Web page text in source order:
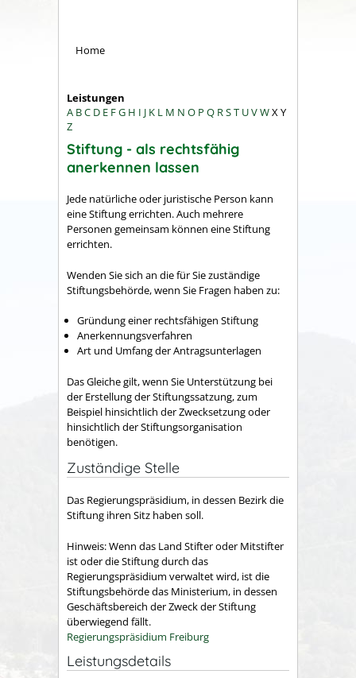
Home
Leistungen
A BC D E FG H I J K L M N O P Q RST UVWXY
Z
Stiftung - als rechtsfähig
anerkennen lassen
Jede natürliche oder juristische Person kann
eine Stiftung errichten.Auch mehrere
Personen gemeinsam können eine Stiftung
errichten.
Wenden Sie sich an die für Sie zuständige
Stiftungsbehörde, wenn Sie Fragen haben zu:
Gründung einer rechtsfähigen Stiftung
Anerkennungsverfahren
Art und Umfang der Antragsunterlagen
Das Gleiche gilt, wenn Sie Unterstützung bei
der Erstellung der Stiftungssatzung, zum
Beispiel hinsichtlich der Zwecksetzung oder
hinsichtlich der Stiftungsorganisation
benötigen.
Zuständige Stelle
Das Regierungspräsidium, in dessen Bezirk die
Stiftung ihren Sitz haben soll.
Hinweis: Wenn das Land Stifter oder Mitstifter
ist oder die Stiftung durch das
Regierungspräsidium verwaltet wird, ist die
Stiftungsbehörde das Ministerium, in dessen
Geschäftsbereich der Zweck der Stiftung
überwiegend fällt.
Regierungspräsidium Freiburg
Leistungsdetails